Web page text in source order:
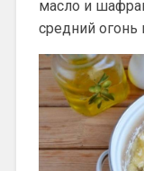
масло и
средний огонь